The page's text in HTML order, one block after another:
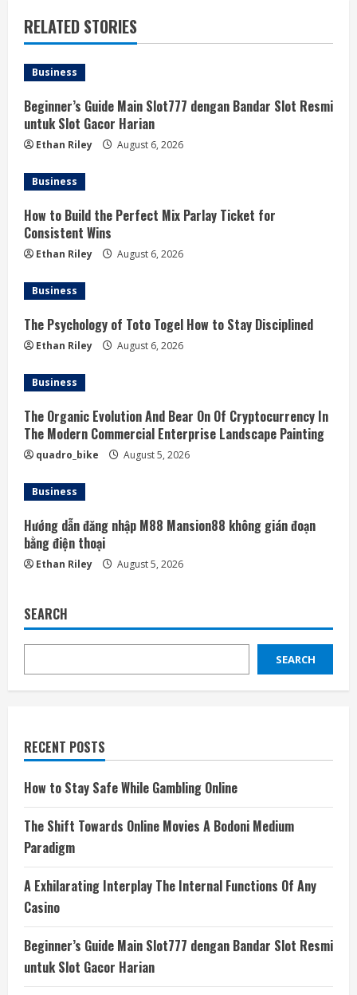
RELATED STORIES
Business
Beginner’s Guide Main Slot777 dengan Bandar Slot Resmi
untuk Slot Gacor Harian
Ethan Riley August 6, 2026
Business
How to Build the Perfect Mix Parlay Ticket for
Consistent Wins
Ethan Riley August 6, 2026
Business
The Psychology of Toto Togel How to Stay Disciplined
Ethan Riley August 6, 2026
Business
The Organic Evolution And Bear On Of Cryptocurrency In
The Modern Commercial Enterprise Landscape Painting
quadro_bike August 5, 2026
Business
Hướng dẫn đăng nhập M88 Mansion88 không gián đoạn
bằng điện thoại
Ethan Riley August 5, 2026
SEARCH
SEARCH
RECENT POSTS
How to Stay Safe While Gambling Online
The Shift Towards Online Movies A Bodoni Medium
Paradigm
A Exhilarating Interplay The Internal Functions Of Any
Casino
Beginner’s Guide Main Slot777 dengan Bandar Slot Resmi
untuk Slot Gacor Harian